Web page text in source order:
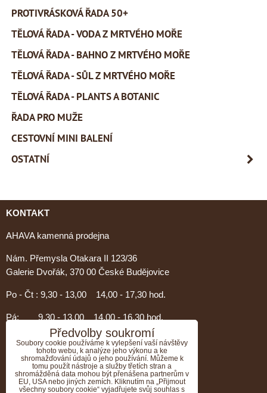
PROTIVRÁSKOVÁ ŘADA 50+
TĚLOVÁ ŘADA - VODA Z MRTVÉHO MOŘE
TĚLOVÁ ŘADA - BAHNO Z MRTVÉHO MOŘE
TĚLOVÁ ŘADA - SŮL Z MRTVÉHO MOŘE
TĚLOVÁ ŘADA - PLANTS A BOTANIC
ŘADA PRO MUŽE
CESTOVNÍ MINI BALENÍ
OSTATNÍ
KONTAKT
AHAVA kamenná prodejna
Nám. Přemysla Otakara II 123/36
Galerie Dvořák, 370 00 České Budějovice
Po - Čt : 9,30 - 13,00 14,00 - 17,30 hod.
Pá: 9,30 - 13,00 14,00 - 16,30 hod.
PORADENSTVÍ AHAVA
Nevíte si rady s výběrem?
Zavolejte nám, rádi Vám poradíme.....
Předvolby soukromí
Soubory cookie používáme k vylepšení vaší návštěvy
tohoto webu, k analýze jeho výkonu a ke
shromažďování údajů o jeho používání. Můžeme k
tomu použít nástroje a služby třetích stran a
shromážděná data mohou být přenášena partnerům v
EU, USA nebo jiných zemích. Kliknutím na „Přijmout
všechny soubory cookie“ vyjadřujete svůj souhlas s